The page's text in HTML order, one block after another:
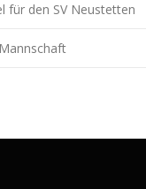
für den SV Neustetten